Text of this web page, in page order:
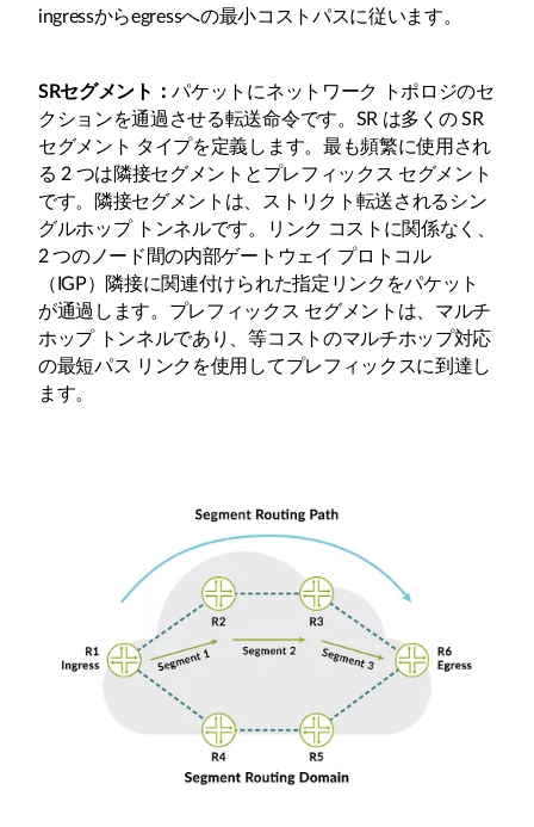
ingressからegressへの最小コストパスに従います。
SRセグメント：パケットにネットワーク トポロジのセ
クションを通過させる転送命令です。SR は多くの SR
セグメント タイプを定義します。最も頻繁に使用され
る 2 つは隣接セグメントとプレフィックス セグメント
です。隣接セグメントは、ストリクト転送されるシン
グルホップ トンネルです。リンク コストに関係なく、
2 つのノード間の内部ゲートウェイ プロトコル
（IGP）隣接に関連付けられた指定リンクをパケット
が通過します。プレフィックス セグメントは、マルチ
ホップ トンネルであり、等コストのマルチホップ対応
の最短パス リンクを使用してプレフィックスに到達し
ます。